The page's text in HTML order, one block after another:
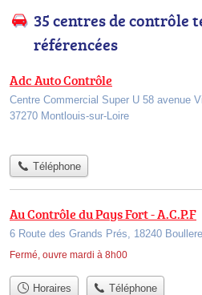
35 centres de contrôle
référencées
Adc Auto Contrôle
Centre Commercial Super U 58 avenue
37270 Montlouis-sur-Loire
Téléphone
Au Contrôle du Pays Fort - A.C.P.F
6 Route des Grands Prés, 18240
Fermé, ouvre mardi à 8h00
Horaires Téléphone